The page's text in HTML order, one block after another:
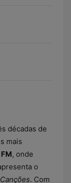
décadas de
mais
, onde
o
. Com